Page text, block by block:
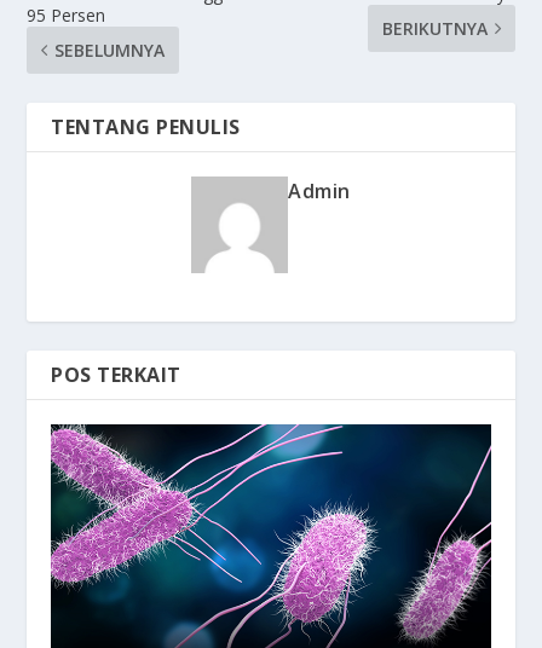
95 Persen
SEBELUMNYA
BERIKUTNYA
TENTANG PENULIS
Admin
POS TERKAIT